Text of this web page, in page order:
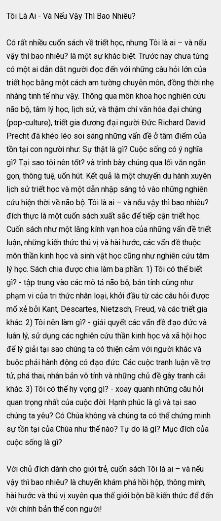
Tôi Là Ai - Và Nếu Vậy Thì Bao Nhiêu?
Có rất nhiều cuốn sách về triết học, nhưng Tôi là ai – và nếu
vậy thì bao nhiêu? là một sự khác biệt. Trước nay chưa từng
có một ai dẫn dắt người đọc đến với những câu hỏi lớn của
triết học bằng một cách am tường chuyên môn, đồng thời nhẹ
nhàng tinh tế như vậy. Thông qua môn khoa học nghiên cứu
não bộ, tâm lý học, lịch sử, và thậm chí văn hóa đại chúng
(pop-culture), triết gia đương đại người Đức Richard David
Precht đã khéo léo soi sáng những vấn đề ở tâm điểm của
tồn tại con người như: Sự thật là gì? Cuộc sống có ý nghĩa
gì? Tại sao tôi nên tốt? và trình bày chúng qua lối văn ngắn
gọn, thông tuệ, uốn hút. Kết quả là một chuyến du hành xuyên
lịch sử triết học và một dẫn nhập sáng tỏ vào những nghiên
cứu hiện thời về não bộ. Tôi là ai – và nếu vậy thì bao nhiêu?
đích thực là một cuốn sách xuất sắc để tiếp cận triết học.
Cuốn sách như một lăng kính vạn hoa của những vấn đề triết
luận, những kiến thức thú vị và hài hước, các vấn đề thuộc
môn thần kinh học và sinh vật học cũng như nghiên cứu tâm
lý học. Sách chia được chia làm ba phần: 1) Tôi có thể biết
gì? - tập trung vào các mô tả não bộ, bản tính cũng như
phạm vi của tri thức nhân loại, khởi đầu từ các câu hỏi được
mổ xẻ bởi Kant, Descartes, Nietzsch, Freud, và các triết gia
khác. 2) Tôi nên làm gì? - giải quyết các vấn đề đạo đức và
luân lý, sử dụng các nghiên cứu thần kinh học và xã hội học
để lý giải tại sao chúng ta có thiện cảm với người khác và
buộc phải hành động có đạo đức. Các cuộc tranh luận về trợ
tử, phá thai, nhân bản vô tính và những chủ đề gây tranh cãi
khác. 3) Tôi có thể hy vọng gì? - xoay quanh những câu hỏi
quan trọng nhất của cuộc đời: Hạnh phúc là gì và tại sao
chúng ta yêu? Có Chúa không và chúng ta có thể chứng minh
sự tồn tại của Chúa như thế nào? Tự do là gì? Mục đích của
cuộc sống là gì?
Với chủ đích dành cho giới trẻ, cuốn sách Tôi là ai – và nếu
vậy thì bao nhiêu? là chuyến khám phá hồi hộp, thông minh,
hài hước và thú vị xuyên qua thế giới bộn bề kiến thức để đến
với chính bản thể con người!